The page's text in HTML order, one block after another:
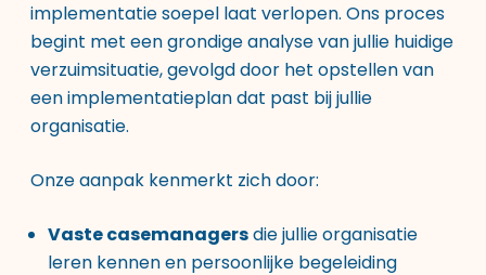
implementatie soepel laat verlopen. Ons proces
begint met een grondige analyse van jullie huidige
verzuimsituatie, gevolgd door het opstellen van
een implementatieplan dat past bij jullie
organisatie.
Onze aanpak kenmerkt zich door:
Vaste casemanagersdie jullie organisatie
leren kennen en persoonlijke begeleiding